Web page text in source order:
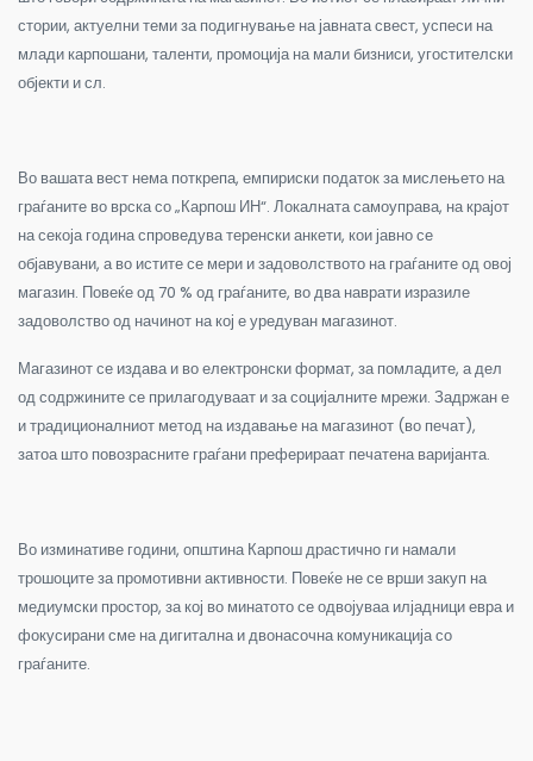
стории, актуелни теми за подигнување на јавната свест, успеси на
млади карпошани, таленти, промоција на мали бизниси, угостителски
објекти и сл.
Во вашата вест нема поткрепа, емпириски податок за мислењето на
граѓаните во врска со „Карпош ИН“. Локалната самоуправа, на крајот
на секоја година спроведува теренски анкети, кои јавно се
објавувани, а во истите се мери и задоволството на граѓаните од овој
магазин. Повеќе од 70 % од граѓаните, во два наврати изразиле
задоволство од начинот на кој е уредуван магазинот.
Магазинот се издава и во електронски формат, за помладите, а дел
од содржините се прилагодуваат и за социјалните мрежи. Задржан е
и традиционалниот метод на издавање на магазинот (во печат),
затоа што повозрасните граѓани преферираат печатена варијанта.
Во изминативе години, општина Карпош драстично ги намали
трошоците за промотивни активности. Повеќе не се врши закуп на
медиумски простор, за кој во минатото се одвојуваа илјадници евра и
фокусирани сме на дигитална и двонасочна комуникација со
граѓаните.